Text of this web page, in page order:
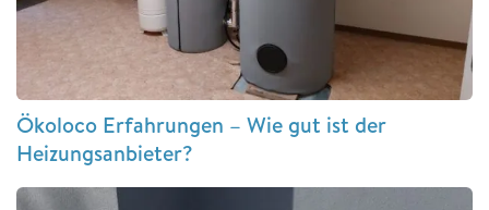
Ökoloco Erfahrungen – Wie gut ist der
Heizungsanbieter?